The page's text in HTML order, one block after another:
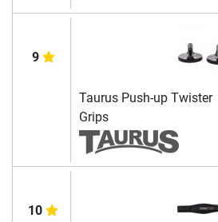
9
Taurus Push-up Twister
Grips
10